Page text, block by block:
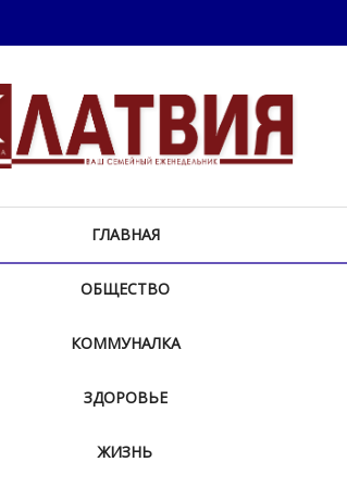
ГЛАВНАЯ
ОБЩЕСТВО
КОММУНАЛКА
ЗДОРОВЬЕ
ЖИЗНЬ